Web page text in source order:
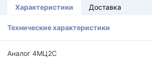
Характеристики Доставка
Технические характеристики
Аналог 4МЦ2С